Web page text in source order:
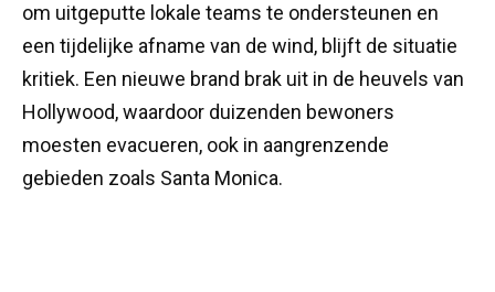
om uitgeputte lokale teams te ondersteunen en
een tijdelijke afname van de wind, blijft de situatie
kritiek. Een nieuwe brand brak uit in de heuvels van
Hollywood, waardoor duizenden bewoners
moesten evacueren, ook in aangrenzende
gebieden zoals Santa Monica.